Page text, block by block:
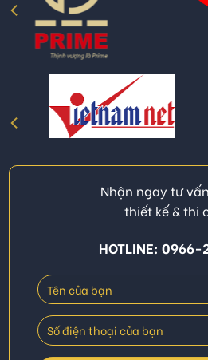
Nhận ngay tư
thiết kế & thi
HOTLINE: